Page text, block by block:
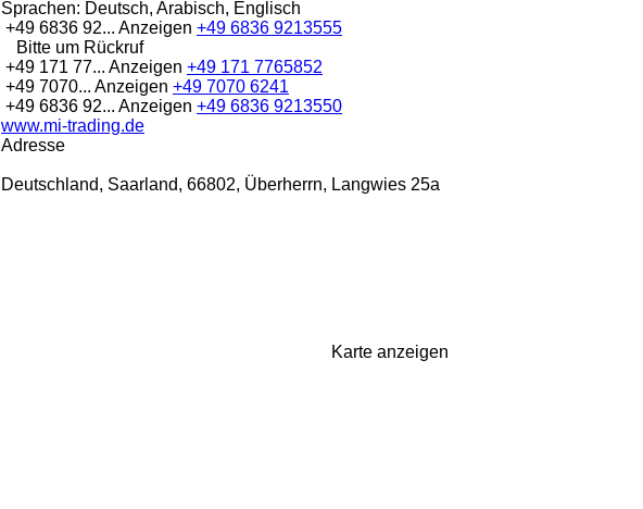
Sprachen: Deutsch, Arabisch, Englisch
+49 6836 92... Anzeigen +49 6836 9213555
Bitte um Rückruf
+49 171 77... Anzeigen +49 171 7765852
+49 7070... Anzeigen +49 7070 6241
+49 6836 92... Anzeigen +49 6836 9213550
www.mi-trading.de
Adresse
Deutschland, Saarland, 66802, Überherrn, Langwies 25a
Karte anzeigen